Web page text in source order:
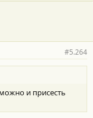
#5.264
и присесть